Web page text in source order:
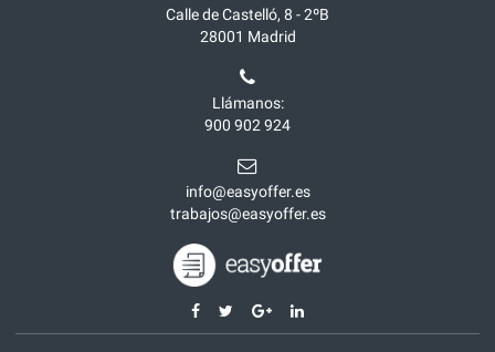
Calle de Castelló, 8 - 2ºB
28001 Madrid
Llámanos:
900 902 924
info@easyoffer.es
trabajos@easyoffer.es